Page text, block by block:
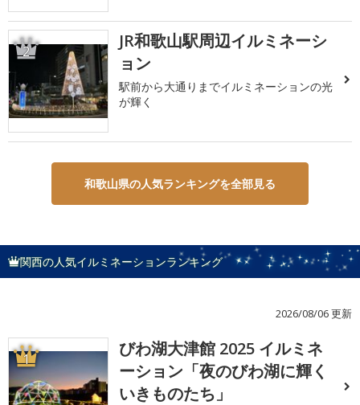
2
JR和歌山駅周辺イルミネーシ
ョン
駅前から大通りまでイルミネーションの光
が輝く
和歌山県の人気ランキングを全部見る
関西の人気イルミネーションランキング
2026/08/06 更新
1
びわ湖大津館 2025 イルミネ
ーション「夜のびわ湖に輝く
いきものたち」